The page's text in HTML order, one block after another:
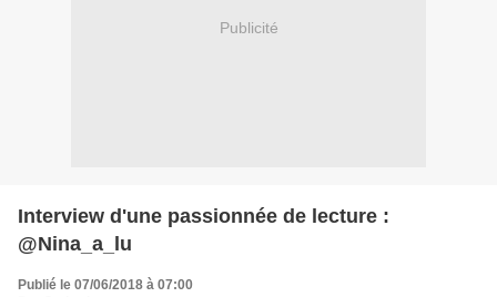
Publicité
Interview d'une passionnée de lecture :
@Nina_a_lu
Publié le 07/06/2018 à 07:00